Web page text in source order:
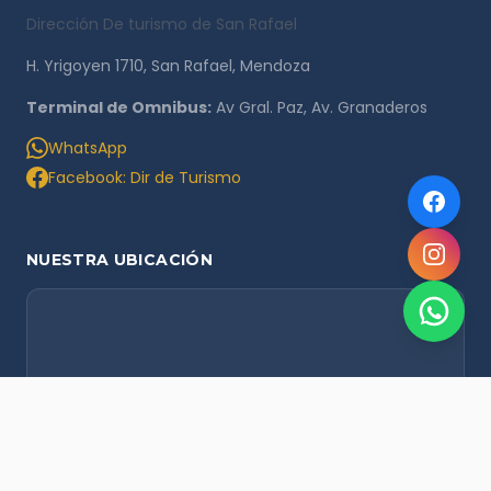
Dirección De turismo de San Rafael
H. Yrigoyen 1710, San Rafael, Mendoza
Terminal de Omnibus: Av Gral. Paz, Av. Granaderos
WhatsApp
Facebook: Dir de Turismo
NUESTRA UBICACIÓN